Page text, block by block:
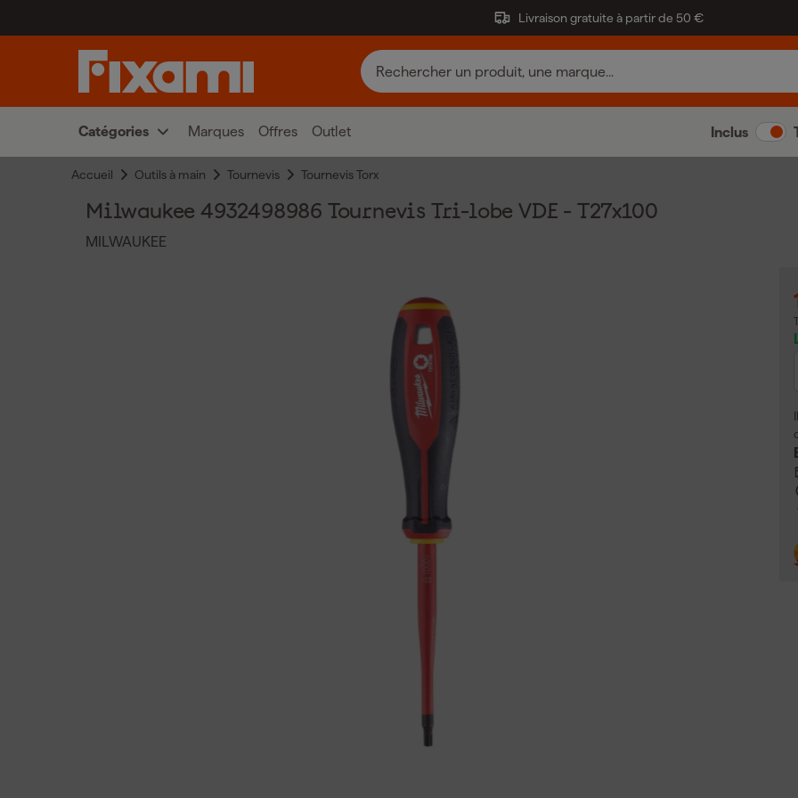
Livraison gratuite à partir de 50 €
Catégories Marques Offres Outlet Inclus
Accueil Outils à main Tournevis Tournevis Torx
Milwaukee 4932498986 Tournevis Tri-lobe VDE - T27x100
MILWAUKEE